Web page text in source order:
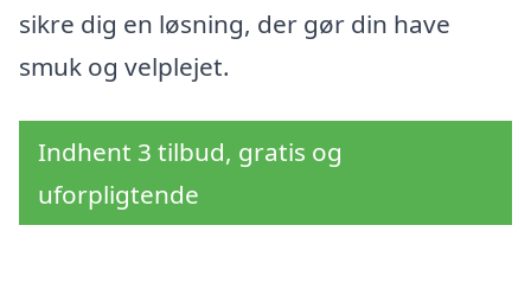
sikre dig en løsning, der gør din have
smuk og velplejet.
Indhent 3 tilbud, gratis og
uforpligtende